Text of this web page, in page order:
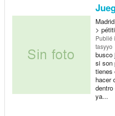
>
Publié
tasyyo
busco
si son
tienes
hacer
ya...